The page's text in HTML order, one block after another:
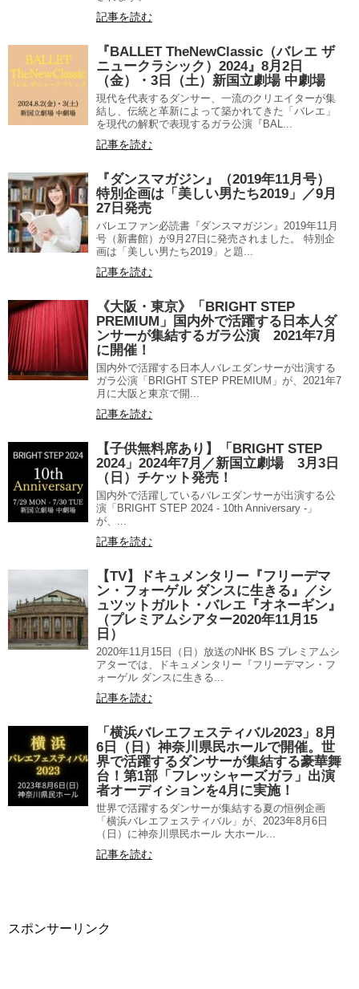
記事を読む
『BALLET TheNewClassic（バレエ ザ
ニュークラシック）2024』8月2日
（金）・3日（土）新国立劇場 中劇場
現代を代表するダンサー、一流のクリエイターが集
結し、伝統と革新によって築かれてきた「バレエ」
を現代の解釈で表現するガラ公演『BAL...
記事を読む
『ダンスマガジン』（2019年11月号）
特別企画は「美しい男たち2019」／9月
27日発売
バレエファン必読書『ダンスマガジン』2019年11月
号（新書館）が9月27日に発売されました。 特別企
画は「美しい男たち2019」と題...
記事を読む
《大阪・東京》「BRIGHT STEP
PREMIUM」国内外で活躍する日本人ダ
ンサーが集結するガラ公演 2021年7月
に開催！
国内外で活躍する日本人バレエダンサーが出演する
ガラ公演「BRIGHT STEP PREMIUM」が、2021年7
月に大阪と東京で開...
記事を読む
【子供無料席あり】「BRIGHT STEP
2024」2024年7月／新国立劇場 3月3日
（日）チケット発売！
国内外で活躍しているバレエダンサーが出演する公
演「BRIGHT STEP 2024 - 10th Anniversary -」
が、...
記事を読む
【TV】ドキュメンタリー『フリーデマ
ン・フォーゲル ダンスに生きる』／シ
ュツットガルト・バレエ『オネーギン』
（プレミアムシアター2020年11月15
日）
2020年11月15日（日）放送のNHK BS プレミアムシ
アターでは、ドキュメンタリー『フリーデマン・フ
ォーゲル ダンスに生きる...
記事を読む
「横浜バレエフェスティバル2023」8月
6日（日）神奈川県民ホールで開催。世
界で活躍するダンサーが集結する豪華舞
台！第1部「フレッシャーズガラ」出演
者オーディションを4月に実施！
世界で活躍するダンサーが集結する夏の恒例企画
「横浜バレエフェスティバル」が、2023年8月6日
（日）に神奈川県民ホール 大ホール...
記事を読む
スポンサーリンク